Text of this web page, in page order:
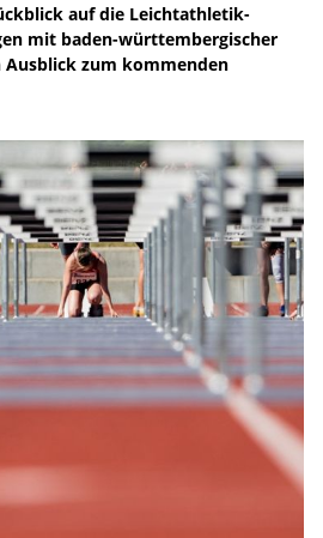
auf die Leichtathletik-
mit baden-württembergischer
Ausblick zum kommenden